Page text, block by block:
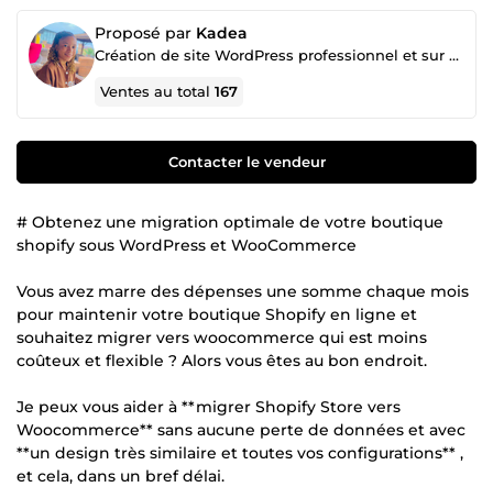
Proposé par Kadea
Création de site WordPress professionnel et sur mesure
Ventes au total167
Contacter le vendeur
# Obtenez une migration optimale de votre boutique
shopify sous WordPress et WooCommerce
Vous avez marre des dépenses une somme chaque mois
pour maintenir votre boutique Shopify en ligne et
souhaitez migrer vers woocommerce qui est moins
coûteux et flexible ? Alors vous êtes au bon endroit.
Je peux vous aider à **migrer Shopify Store vers
Woocommerce** sans aucune perte de données et avec
**un design très similaire et toutes vos configurations** ,
et cela, dans un bref délai.